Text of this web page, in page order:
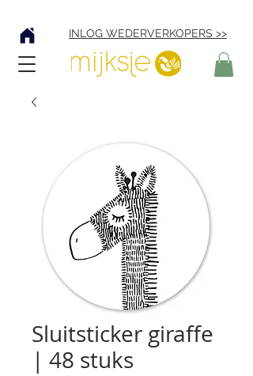
INLOG WEDERVERKOPERS >>
Sluitsticker giraffe
| 48 stuks